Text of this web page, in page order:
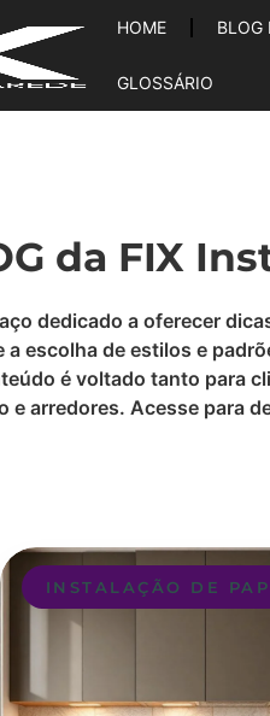
HOME
escolha de estilos e
é voltado tanto para
e arredores. Acesse para
INSTALAÇÃO DE